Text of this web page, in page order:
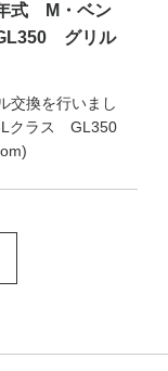
式 M・ベン
グリル
換を行いまし
クラス GL350